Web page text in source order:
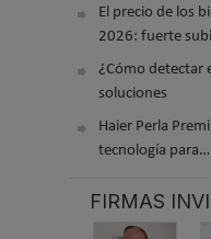
El precio de los
2026: fuerte
¿Cómo detectar
soluciones
Haier Perla
tecnología para…
FIRMAS